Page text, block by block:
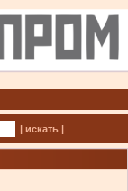
| искать |